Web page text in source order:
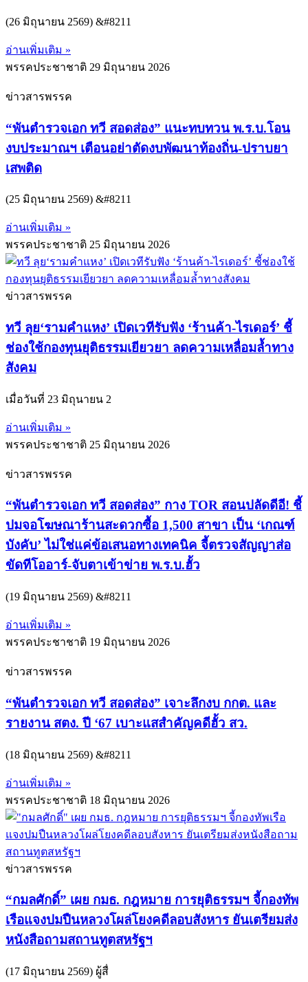
(26 มิถุนายน 2569) &#8211
อ่านเพิ่มเติม »
พรรคประชาชาติ 29 มิถุนายน 2026
ข่าวสารพรรค
“พันตำรวจเอก ทวี สอดส่อง” แนะทบทวน พ.ร.บ.โอน
งบประมาณฯ เตือนอย่าตัดงบพัฒนาท้องถิ่น-ปราบยา
เสพติด
(25 มิถุนายน 2569) &#8211
อ่านเพิ่มเติม »
พรรคประชาชาติ 25 มิถุนายน 2026
ข่าวสารพรรค
ทวี ลุย‘รามคำแหง’ เปิดเวทีรับฟัง ‘ร้านค้า-ไรเดอร์’ ชี้
ช่องใช้กองทุนยุติธรรมเยียวยา ลดความเหลื่อมล้ำทาง
สังคม
เมื่อวันที่ 23 มิถุนายน 2
อ่านเพิ่มเติม »
พรรคประชาชาติ 25 มิถุนายน 2026
ข่าวสารพรรค
“พันตำรวจเอก ทวี สอดส่อง” กาง TOR สอนปลัดดีอี! ชี้
ปมจอโฆษณาร้านสะดวกซื้อ 1,500 สาขา เป็น ‘เกณฑ์
บังคับ’ ไม่ใช่แค่ข้อเสนอทางเทคนิค จี้ตรวจสัญญาส่อ
ขัดทีโออาร์-จับตาเข้าข่าย พ.ร.บ.ฮั้ว
(19 มิถุนายน 2569) &#8211
อ่านเพิ่มเติม »
พรรคประชาชาติ 19 มิถุนายน 2026
ข่าวสารพรรค
“พันตำรวจเอก ทวี สอดส่อง” เจาะลึกงบ กกต. และ
รายงาน สตง. ปี ‘67 เบาะแสสำคัญคดีฮั้ว สว.
(18 มิถุนายน 2569) &#8211
อ่านเพิ่มเติม »
พรรคประชาชาติ 18 มิถุนายน 2026
ข่าวสารพรรค
“กมลศักดิ์” เผย กมธ. กฎหมาย การยุติธรรมฯ จี้กองทัพ
เรือแจงปมปืนหลวงโผล่โยงคดีลอบสังหาร ยันเตรียมส่ง
หนังสือถามสถานทูตสหรัฐฯ
(17 มิถุนายน 2569) ผู้สื่